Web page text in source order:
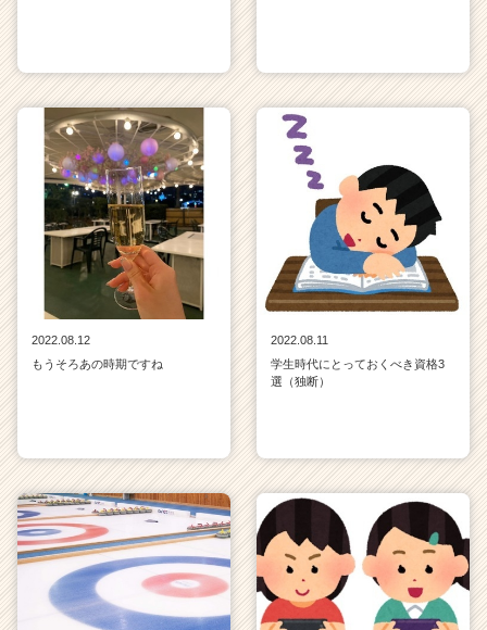
2022.08.12
もうそろあの時期ですね
2022.08.11
学生時代にとっておくべき資格3
選（独断）